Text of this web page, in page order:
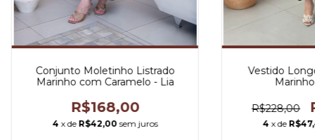
Conjunto Moletinho Listrado
Marinho com Caramelo - Lia
R$168,00
4 x de R$42,00 sem juros
Vestido
R$228,00
4 x de